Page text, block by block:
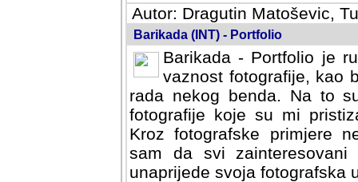
Autor: Dragutin Matoševic,
Barikada (INT) - Portfolio
Barikada - Portfolio je
vaznost fotografije, kao
rada nekog benda. Na to
fotografije koje su mi
fotografske primjere
svi zainteresovani
svoja fotografska umijeca.